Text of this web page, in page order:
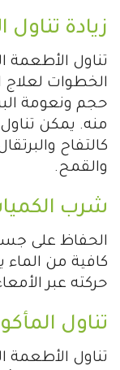
زيادة تناول
تناول الأطعمة
الخطوات لعلاج
حجم ونعومة
منه. يمكن
كالتفاح
والقمح.
شرب
الحفاظ على
كافية من الماء
حركته عبر
تناول
تناول